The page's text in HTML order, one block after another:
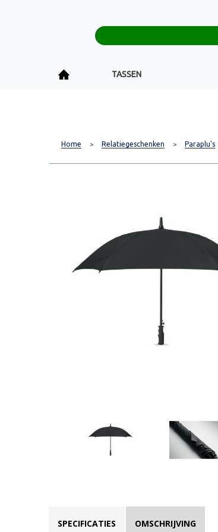
TASSEN
Home > Relatiegeschenken > Paraplu's
SPECIFICATIES OMSCHRIJVING